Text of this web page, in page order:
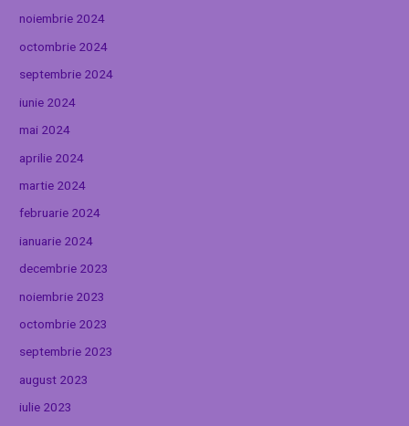
noiembrie 2024
octombrie 2024
septembrie 2024
iunie 2024
mai 2024
aprilie 2024
martie 2024
februarie 2024
ianuarie 2024
decembrie 2023
noiembrie 2023
octombrie 2023
septembrie 2023
august 2023
iulie 2023